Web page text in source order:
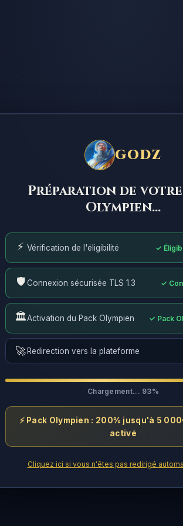
GODZ
Préparation de votre
Olympien...
⚡ Vérification de l'éligibilité ✓
🛡️ Connexion sécurisée TLS 1.3 ✓
🏛️Activation du Pack Olympien ✓ Pack
🚀Redirection vers la plateforme ✓
Chargement... 100%
⚡ Pack Olympien : 200% jusqu'à 5
activé
Cliquez ici si vous n'êtes pas redirigé